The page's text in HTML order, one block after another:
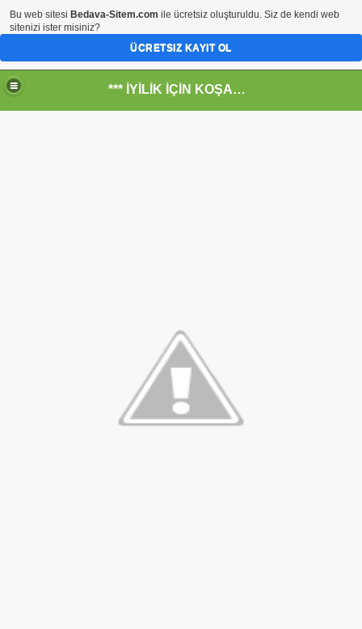
*** İYİLİK İÇİN KOŞANLARIN YERİ***
- HİDROJEN ENERJİ MRK *NASIL ENGELLENDİ* !!!
-Engellenen Mühendis !!!
Halal Food
Bu web sitesi Bedava-Sitem.com ile ücretsiz oluşturuldu. Siz de kendi web
sitenizi ister misiniz?
ÜCRETSIZ KAYIT OL